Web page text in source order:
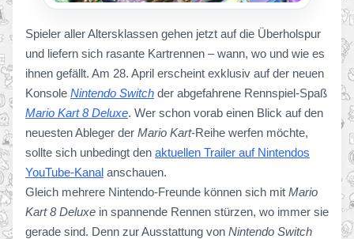
Spieler aller Altersklassen gehen jetzt auf die Überholspur
und liefern sich rasante Kartrennen – wann, wo und wie es
ihnen gefällt. Am 28. April erscheint exklusiv auf der neuen
Konsole Nintendo Switch der abgefahrene Rennspiel-Spaß
Mario Kart 8 Deluxe. Wer schon vorab einen Blick auf den
neuesten Ableger der Mario Kart-Reihe werfen möchte,
sollte sich unbedingt den aktuellen Trailer auf Nintendos
YouTube-Kanal anschauen.
Gleich mehrere Nintendo-Freunde können sich mit Mario
Kart 8 Deluxe in spannende Rennen stürzen, wo immer sie
gerade sind. Denn zur Ausstattung von Nintendo Switch